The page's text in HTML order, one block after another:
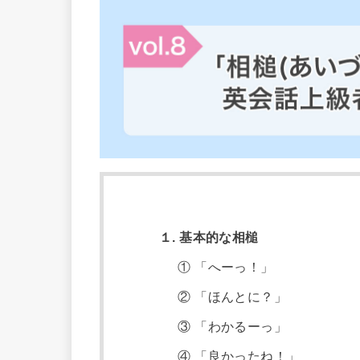
１. 基本的な相槌
① 「へーっ！」
② 「ほんとに？」
③ 「わかるーっ」
④ 「良かったね！」